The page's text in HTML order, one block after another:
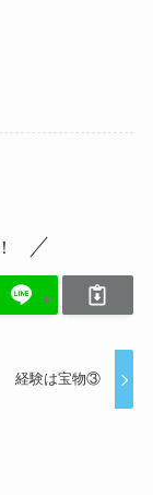
経験は宝物③